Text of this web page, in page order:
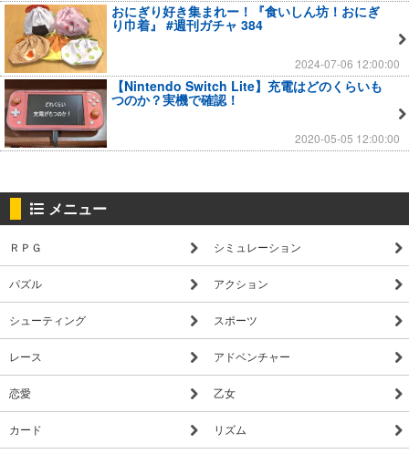
おにぎり好き集まれー！『食いしん坊！おにぎ
り巾着』 #週刊ガチャ 384
2024-07-06 12:00:00
【Nintendo Switch Lite】充電はどのくらいも
つのか？実機で確認！
2020-05-05 12:00:00
メニュー
ＲＰＧ シミュレーション
パズル アクション
シューティング スポーツ
レース アドベンチャー
恋愛 乙女
カード リズム